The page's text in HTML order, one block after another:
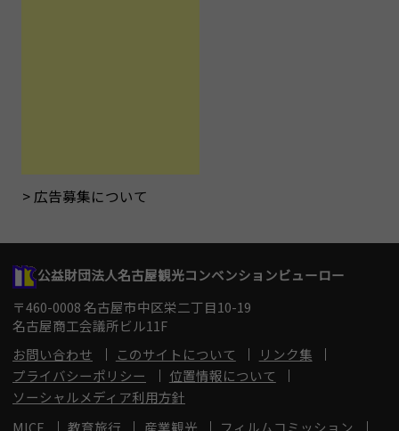
広告募集について
公益財団法人名古屋観光コンベンションビューロー
〒460-0008 名古屋市中区栄二丁目10-19
名古屋商工会議所ビル11F
お問い合わせ
このサイトについて
リンク集
プライバシーポリシー
位置情報について
ソーシャルメディア利用方針
MICE
教育旅行 産業観光 フィルムコミッション